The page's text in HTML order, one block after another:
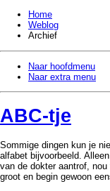
Home
Weblog
Archief
Naar hoofdmenu
Naar extra menu
ABC-tje
Sommige dingen kun je
alfabet bijvoorbeeld.
van de dokter aantrof,
groot en begin gewoon